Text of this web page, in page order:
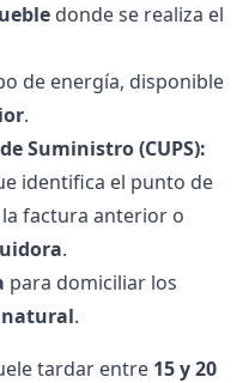
donde se realiza el
de energía, disponible
.
Suministro(CUPS):
identifica el punto de
factura anterior o
.
para domiciliar los
.
tardar entre 15 y 20